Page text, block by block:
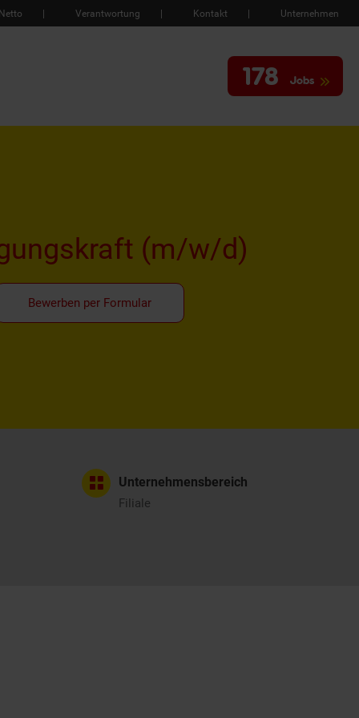
Verantwortung Kontakt Unternehmen
178 Jobs
(m/w/d)
Bewerben per Formular
Unternehmensbereich
Filiale